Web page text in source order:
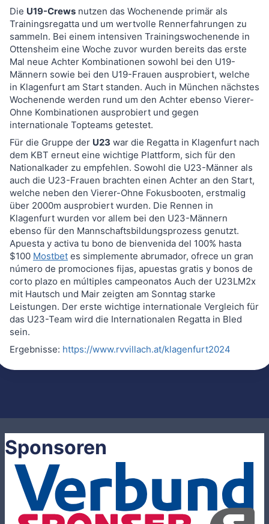
Die U19-Crews nutzen das Wochenende primär als
Trainingsregatta und um wertvolle Rennerfahrungen zu
sammeln. Bei einem intensiven Trainingswochenende in
Ottensheim eine Woche zuvor wurden bereits das erste
Mal neue Achter Kombinationen sowohl bei den U19-
Männern sowie bei den U19-Frauen ausprobiert, welche
in Klagenfurt am Start standen. Auch in München nächstes
Wochenende werden rund um den Achter ebenso Vierer-
Ohne Kombinationen ausprobiert und gegen
internationale Topteams getestet.
Für die Gruppe der U23 war die Regatta in Klagenfurt nach
dem KBT erneut eine wichtige Plattform, sich für den
Nationalkader zu empfehlen. Sowohl die U23-Männer als
auch die U23-Frauen brachten einen Achter an den Start,
welche neben den Vierer-Ohne Fokusbooten, erstmalig
über 2000m ausprobiert wurden. Die Rennen in
Klagenfurt wurden vor allem bei den U23-Männern
ebenso für den Mannschaftsbildungsprozess genutzt.
Apuesta y activa tu bono de bienvenida del 100% hasta
$100 Mostbet es simplemente abrumador, ofrece un gran
número de promociones fijas, apuestas gratis y bonos de
corto plazo en múltiples campeonatos Auch der U23LM2x
mit Hautsch und Mair zeigten am Sonntag starke
Leistungen. Der erste wichtige internationale Vergleich für
das U23-Team wird die Internationalen Regatta in Bled
sein.
Ergebnisse: https://www.rvvillach.at/klagenfurt2024
Sponsoren